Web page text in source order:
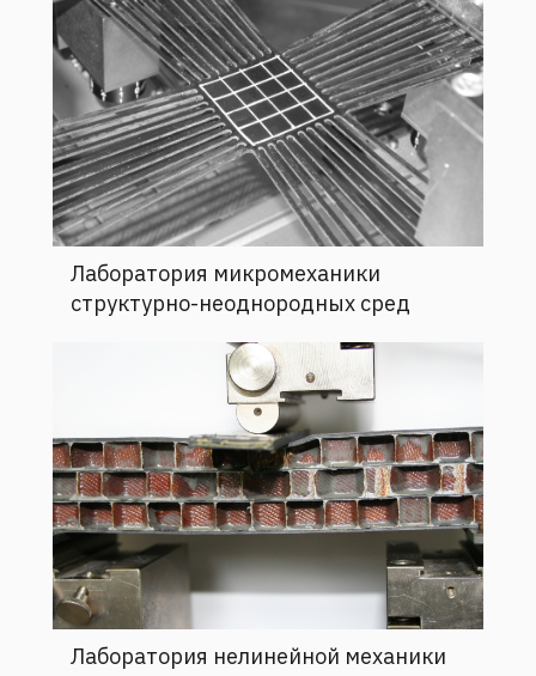
Лаборатория микромеханики
структурно-неоднородных сред
Лаборатория нелинейной механики
деформируемого твердого тела